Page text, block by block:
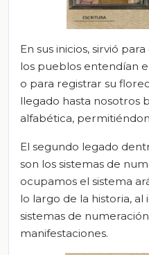
En sus inicios, sirvió
los pueblos entendían
o para registrar su
llegado hasta nosotros
alfabética,
El segundo legado
son los sistemas de
ocupamos el sistema
lo largo de la historia, al
sistemas de
manifestaciones.